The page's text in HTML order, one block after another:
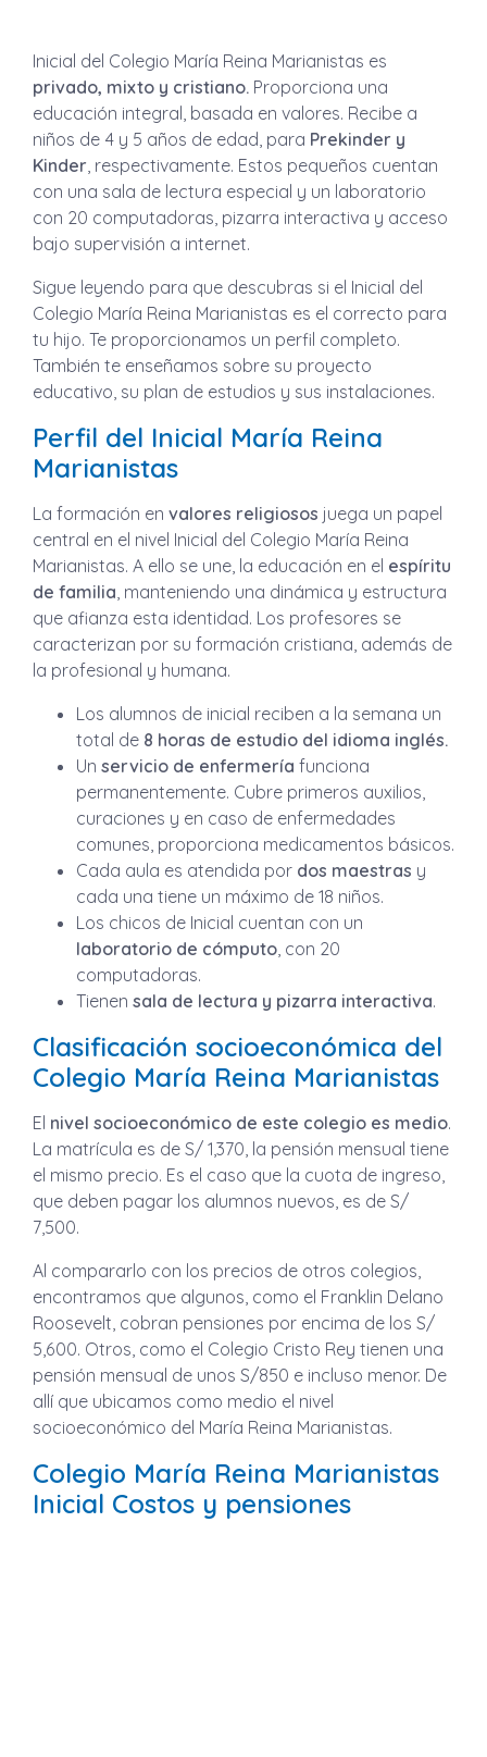
Inicial del Colegio María Reina Marianistas es
privado, mixto y cristiano. Proporciona una
educación integral, basada en valores. Recibe a
niños de 4 y 5 años de edad, para Prekinder y
Kinder, respectivamente. Estos pequeños cuentan
con una sala de lectura especial y un laboratorio
con 20 computadoras, pizarra interactiva y acceso
bajo supervisión a internet.
Sigue leyendo para que descubras si el Inicial del
Colegio María Reina Marianistas es el correcto para
tu hijo. Te proporcionamos un perfil completo.
También te enseñamos sobre su proyecto
educativo, su plan de estudios y sus instalaciones.
Perfil del Inicial María Reina
Marianistas
La formación en valores religiosos juega un papel
central en el nivel Inicial del Colegio María Reina
Marianistas. A ello se une, la educación en el espíritu
de familia, manteniendo una dinámica y estructura
que afianza esta identidad. Los profesores se
caracterizan por su formación cristiana, además de
la profesional y humana.
Los alumnos de inicial reciben a la semana un
total de 8 horas de estudio del idioma inglés.
Un servicio de enfermería funciona
permanentemente. Cubre primeros auxilios,
curaciones y en caso de enfermedades
comunes, proporciona medicamentos básicos.
Cada aula es atendida por dos maestras y
cada una tiene un máximo de 18 niños.
Los chicos de Inicial cuentan con un
laboratorio de cómputo, con 20
computadoras.
Tienen sala de lectura y pizarra interactiva.
Clasificación socioeconómica del
Colegio María Reina Marianistas
El nivel socioeconómico de este colegio es medio.
La matrícula es de S/ 1,370, la pensión mensual tiene
el mismo precio. Es el caso que la cuota de ingreso,
que deben pagar los alumnos nuevos, es de S/
7,500.
Al compararlo con los precios de otros colegios,
encontramos que algunos, como el Franklin Delano
Roosevelt, cobran pensiones por encima de los S/
5,600. Otros, como el Colegio Cristo Rey tienen una
pensión mensual de unos S/850 e incluso menor. De
allí que ubicamos como medio el nivel
socioeconómico del María Reina Marianistas.
Colegio María Reina Marianistas
Inicial Costos y pensiones